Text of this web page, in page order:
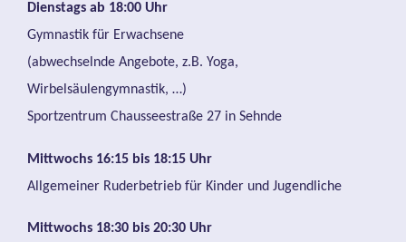
Dienstags ab 18:00 Uhr
Gymnastik für Erwachsene
(abwechselnde Angebote, z.B. Yoga,
Wirbelsäulengymnastik, …)
Sportzentrum Chausseestraße 27 in Sehnde
Mittwochs 16:15 bis 18:15 Uhr
Allgemeiner Ruderbetrieb für Kinder und Jugendliche
Mittwochs 18:30 bis 20:30 Uhr